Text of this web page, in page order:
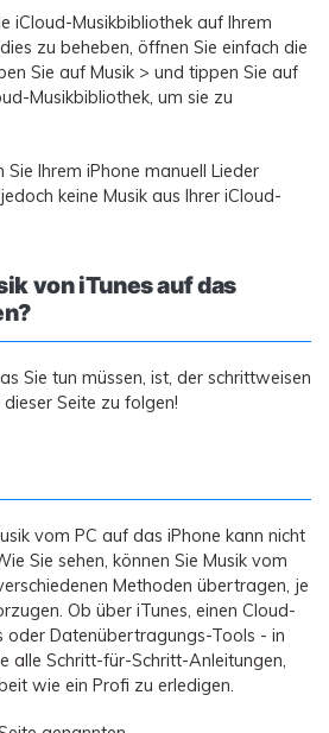
iCloud-Musikbibliothek auf Ihrem
zu beheben, öffnen Sie einfach die
Sie auf Musik > und tippen Sie auf
Musikbibliothek, um sie zu
Ihrem iPhone manuell Lieder
keine Musik aus Ihrer iCloud-
von iTunes auf das
Sie tun müssen, ist, der schrittweisen
Seite zu folgen!
vom PC auf das iPhone kann nicht
Sie sehen, können Sie Musik vom
Methoden übertragen, je
Ob über iTunes, einen Cloud-
oder Datenübertragungs-Tools - in
alle Schritt-für-Schritt-Anleitungen,
wie ein Profi zu erledigen.